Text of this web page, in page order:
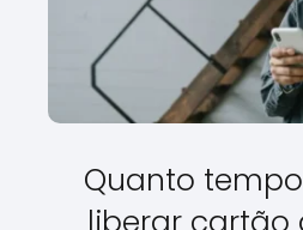
Quanto